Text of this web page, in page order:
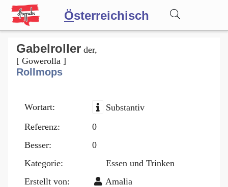
Österreichisch
Wörterbuch
Forum
Blog
Gabelroller der,
[ Gowerolla ]
Rollmops
Wortart:
Substantiv
Referenz:
0
Besser:
0
Kategorie:
Essen und Trinken
Erstellt von:
Amalia